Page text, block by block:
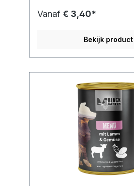
Vanaf € 3,40*
Bekijk product